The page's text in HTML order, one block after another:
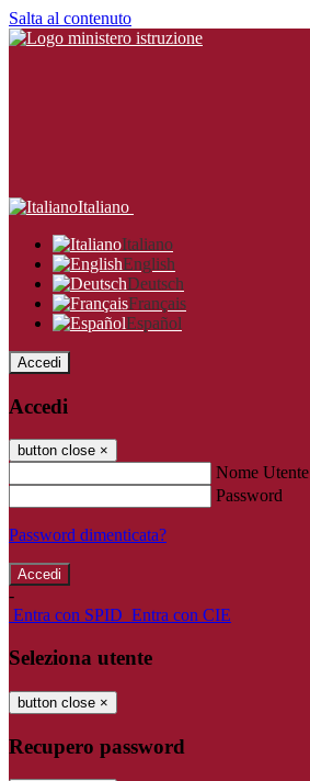
Salta al contenuto
Italiano
Italiano
English
Deutsch
Français
Español
Accedi
Accedi
button close ×
Nome Utente
Password
Password dimenticata?
-
Entra con SPID Entra con CIE
Seleziona utente
button close ×
Recupero password